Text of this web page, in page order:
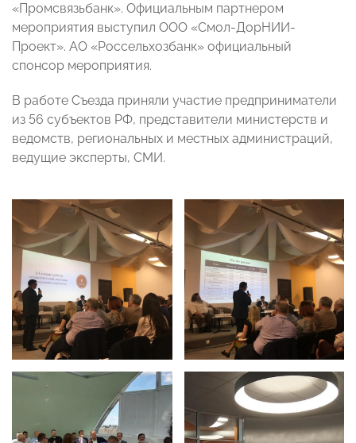
«Промсвязьбанк». Официальным партнером
мероприятия выступил ООО «Смол-ДорНИИ-
Проект». АО «Россельхозбанк» официальный
спонсор мероприятия.
В работе Съезда приняли участие предприниматели
из 56 субъектов РФ, представители министерств и
ведомств, региональных и местных администраций,
ведущие эксперты, СМИ.